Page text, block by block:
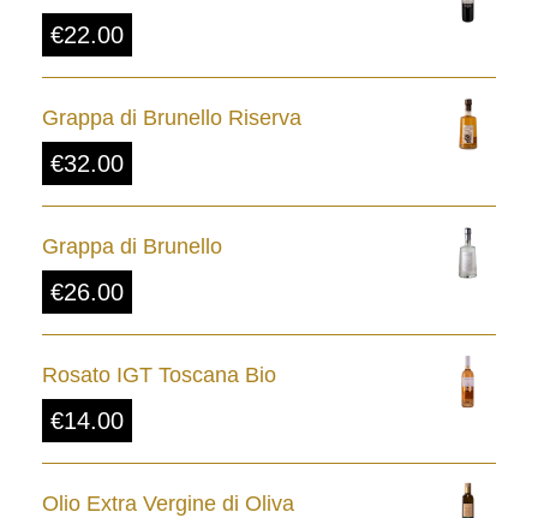
€22.00
Grappa di Brunello Riserva
€32.00
Grappa di Brunello
€26.00
Rosato IGT Toscana Bio
€14.00
Olio Extra Vergine di Oliva